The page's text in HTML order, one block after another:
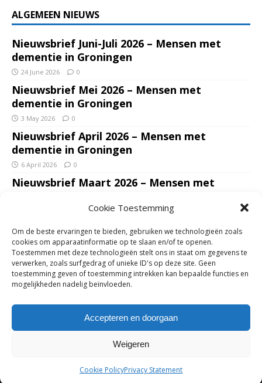
Cookie Toestemming
Om de beste ervaringen te bieden, gebruiken we technologieën zoals
cookies om apparaatinformatie op te slaan en/of te openen.
Toestemmen met deze technologieën stelt ons in staat om gegevens te
verwerken, zoals surfgedrag of unieke ID's op deze site. Geen
toestemming geven of toestemming intrekken kan bepaalde functies en
mogelijkheden nadelig beïnvloeden.
Accepteren en doorgaan
Weigeren
Cookie PolicyPrivacy Statement
ALGEMEEN NIEUWS
Nieuwsbrief Juni-Juli 2026 – Mensen met
dementie in Groningen
24 June 2026 0
Nieuwsbrief Mei 2026 – Mensen met
dementie in Groningen
3 May 2026 0
Nieuwsbrief April 2026 – Mensen met
dementie in Groningen
6 April 2026 0
Nieuwsbrief Maart 2026 – Mensen met
Nieuwsbrief Januari – Februari 2026 – Mensen
met dementie in Groningen
7 February 2026 0
Ondersteun mantelzorgers – gun hun een
adempauze in De Opstap. Inzamelingsactie
voor De Opstap gestart op GoFundMe
0
info over deze websitevoor meer informatie.